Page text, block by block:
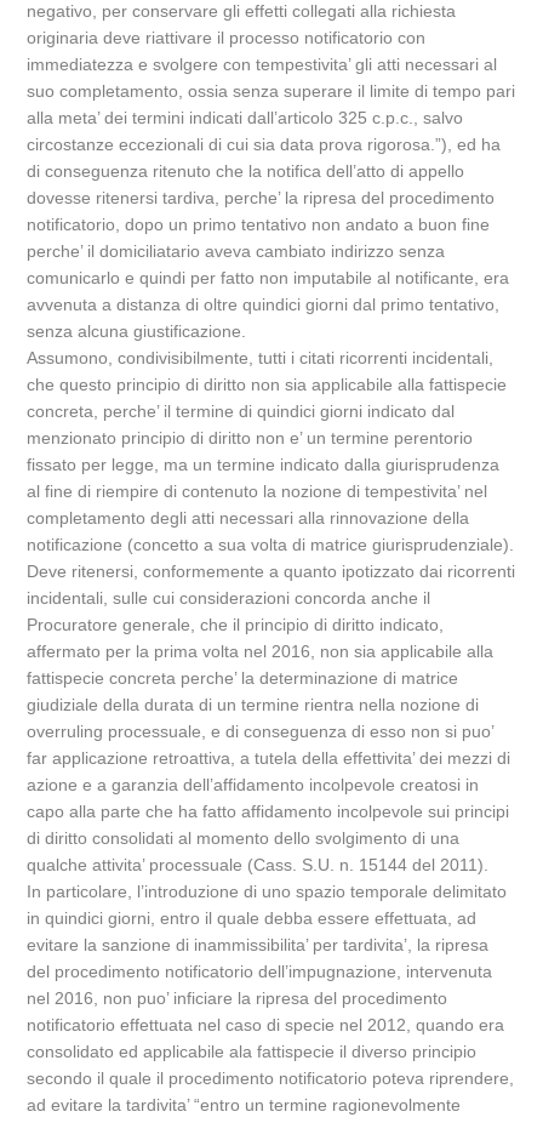
negativo, per conservare gli effetti collegati alla richiesta
originaria deve riattivare il processo notificatorio con
immediatezza e svolgere con tempestivita’ gli atti necessari al
suo completamento, ossia senza superare il limite di tempo pari
alla meta’ dei termini indicati dall’articolo 325 c.p.c., salvo
circostanze eccezionali di cui sia data prova rigorosa.”), ed ha
di conseguenza ritenuto che la notifica dell’atto di appello
dovesse ritenersi tardiva, perche’ la ripresa del procedimento
notificatorio, dopo un primo tentativo non andato a buon fine
perche’ il domiciliatario aveva cambiato indirizzo senza
comunicarlo e quindi per fatto non imputabile al notificante, era
avvenuta a distanza di oltre quindici giorni dal primo tentativo,
senza alcuna giustificazione.
Assumono, condivisibilmente, tutti i citati ricorrenti incidentali,
che questo principio di diritto non sia applicabile alla fattispecie
concreta, perche’ il termine di quindici giorni indicato dal
menzionato principio di diritto non e’ un termine perentorio
fissato per legge, ma un termine indicato dalla giurisprudenza
al fine di riempire di contenuto la nozione di tempestivita’ nel
completamento degli atti necessari alla rinnovazione della
notificazione (concetto a sua volta di matrice giurisprudenziale).
Deve ritenersi, conformemente a quanto ipotizzato dai ricorrenti
incidentali, sulle cui considerazioni concorda anche il
Procuratore generale, che il principio di diritto indicato,
affermato per la prima volta nel 2016, non sia applicabile alla
fattispecie concreta perche’ la determinazione di matrice
giudiziale della durata di un termine rientra nella nozione di
overruling processuale, e di conseguenza di esso non si puo’
far applicazione retroattiva, a tutela della effettivita’ dei mezzi di
azione e a garanzia dell’affidamento incolpevole creatosi in
capo alla parte che ha fatto affidamento incolpevole sui principi
di diritto consolidati al momento dello svolgimento di una
qualche attivita’ processuale (Cass. S.U. n. 15144 del 2011).
In particolare, l’introduzione di uno spazio temporale delimitato
in quindici giorni, entro il quale debba essere effettuata, ad
evitare la sanzione di inammissibilita’ per tardivita’, la ripresa
del procedimento notificatorio dell’impugnazione, intervenuta
nel 2016, non puo’ inficiare la ripresa del procedimento
notificatorio effettuata nel caso di specie nel 2012, quando era
consolidato ed applicabile ala fattispecie il diverso principio
secondo il quale il procedimento notificatorio poteva riprendere,
ad evitare la tardivita’ “entro un termine ragionevolmente